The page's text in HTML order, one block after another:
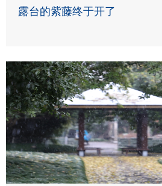
露台的紫藤终于开了